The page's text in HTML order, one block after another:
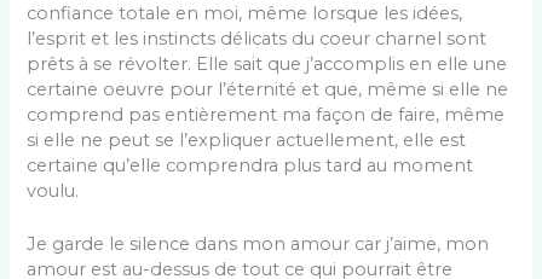
confiance totale en moi, même lorsque les idées,
l’esprit et les instincts délicats du coeur charnel sont
prêts à se révolter. Elle sait que j’accomplis en elle une
certaine oeuvre pour l’éternité et que, même si elle ne
comprend pas entièrement ma façon de faire, même
si elle ne peut se l’expliquer actuellement, elle est
certaine qu’elle comprendra plus tard au moment
voulu.
Je garde le silence dans mon amour car j’aime, mon
amour est au-dessus de tout ce qui pourrait être